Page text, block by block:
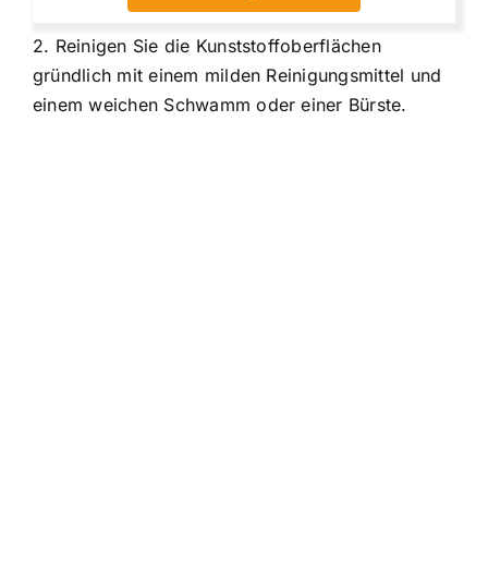
2. Reinigen Sie die Kunststoffoberflächen
gründlich mit einem milden Reinigungsmittel und
einem weichen Schwamm oder einer Bürste.